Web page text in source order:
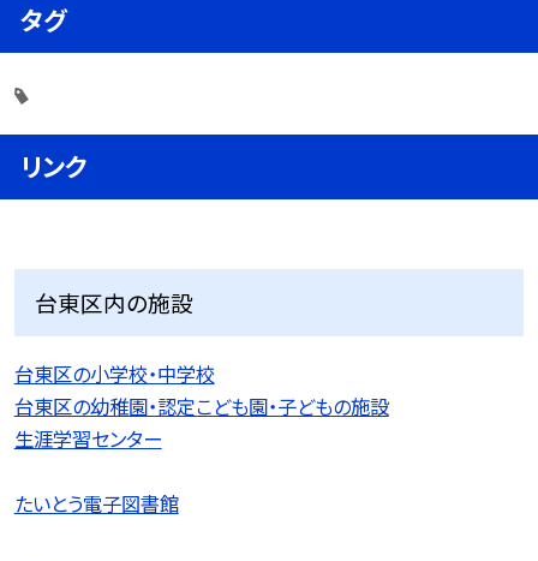
タグ
リンク
台東区内の施設
台東区の小学校・中学校
台東区の幼稚園・認定こども園・子どもの施設
生涯学習センター
たいとう電子図書館